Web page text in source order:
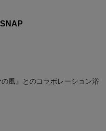
風』とのコラボレーション浴